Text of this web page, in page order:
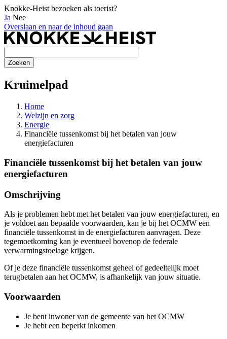
Knokke-Heist bezoeken als toerist?
Ja Nee
Overslaan en naar de inhoud gaan
Kruimelpad
Home
Welzijn en zorg
Energie
Financiële tussenkomst bij het betalen van jouw
energiefacturen
Financiële tussenkomst bij het betalen van jouw
energiefacturen
Omschrijving
Als je problemen hebt met het betalen van jouw energiefacturen, en
je voldoet aan bepaalde voorwaarden, kan je bij het OCMW een
financiële tussenkomst in de energiefacturen aanvragen. Deze
tegemoetkoming kan je eventueel bovenop de federale
verwarmingstoelage krijgen.
Of je deze financiële tussenkomst geheel of gedeeltelijk moet
terugbetalen aan het OCMW, is afhankelijk van jouw situatie.
Voorwaarden
Je bent inwoner van de gemeente van het OCMW
Je hebt een beperkt inkomen